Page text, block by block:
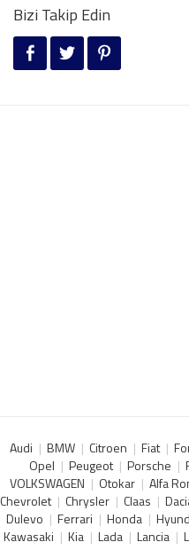
Bizi Takip Edin
Audi BMW Citroen Fiat
Opel
Peugeot Porsche
VOLKSWAGEN
Otokar Alfa
Chevrolet
Chrysler Claas
Dulevo
Ferrari Honda
Kawasaki
Kia Lada Lancia